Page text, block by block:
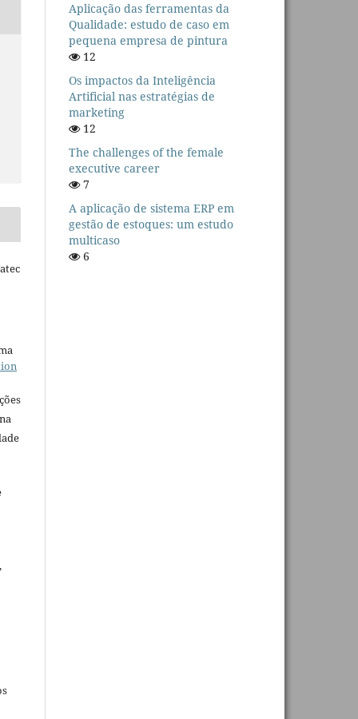
Aplicação das ferramentas da
Qualidade: estudo de caso em
pequena empresa de pintura
12
Os impactos da Inteligência
Artificial nas estratégias de
marketing
12
The challenges of the female
executive career
7
A aplicação de sistema ERP em
gestão de estoques: um estudo
multicaso
6